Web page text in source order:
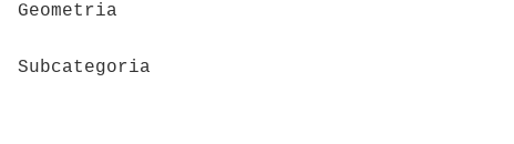
Geometria
Subcategoria